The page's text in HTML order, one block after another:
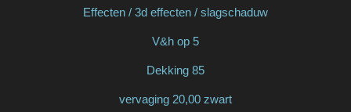
Effecten / 3d effecten / slagschaduw
V&h op 5
Dekking 85
vervaging 20,00 zwart